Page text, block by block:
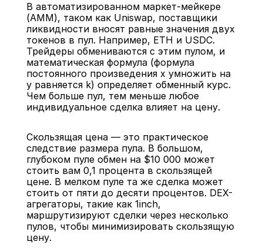
В автоматизированном маркет-мейкере
(AMM), таком как Uniswap, поставщики
ликвидности вносят равные значения двух
токенов в пул. Например, ETH и USDC.
Трейдеры обмениваются с этим пулом, и
математическая формула (формула
постоянного произведения x умножить на
y равняется k) определяет обменный курс.
Чем больше пул, тем меньше любое
индивидуальное сделка влияет на цену.
Скользящая цена — это практическое
следствие размера пула. В большом,
глубоком пуле обмен на $10 000 может
стоить вам 0,1 процента в скользящей
цене. В мелком пуле та же сделка может
стоить от пяти до десяти процентов. DEX-
агрегаторы, такие как 1inch,
маршрутизируют сделки через несколько
пулов, чтобы минимизировать скользящую
цену.